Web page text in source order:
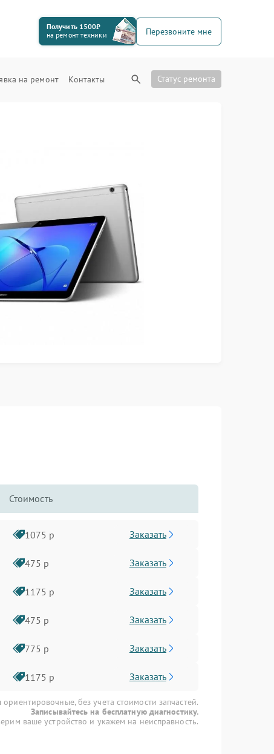
Получить 1500₽
на ремонт техники
Перезвоните мне
на ремонт Контакты Статус ремонта
Стоимость
1075 р Заказать
475 р Заказать
1175 р Заказать
475 р Заказать
775 р Заказать
1175 р Заказать
без учета стоимости запчастей.
Записывайтесь на бесплатную диагностику.
ваше устройство и укажем на неисправность.